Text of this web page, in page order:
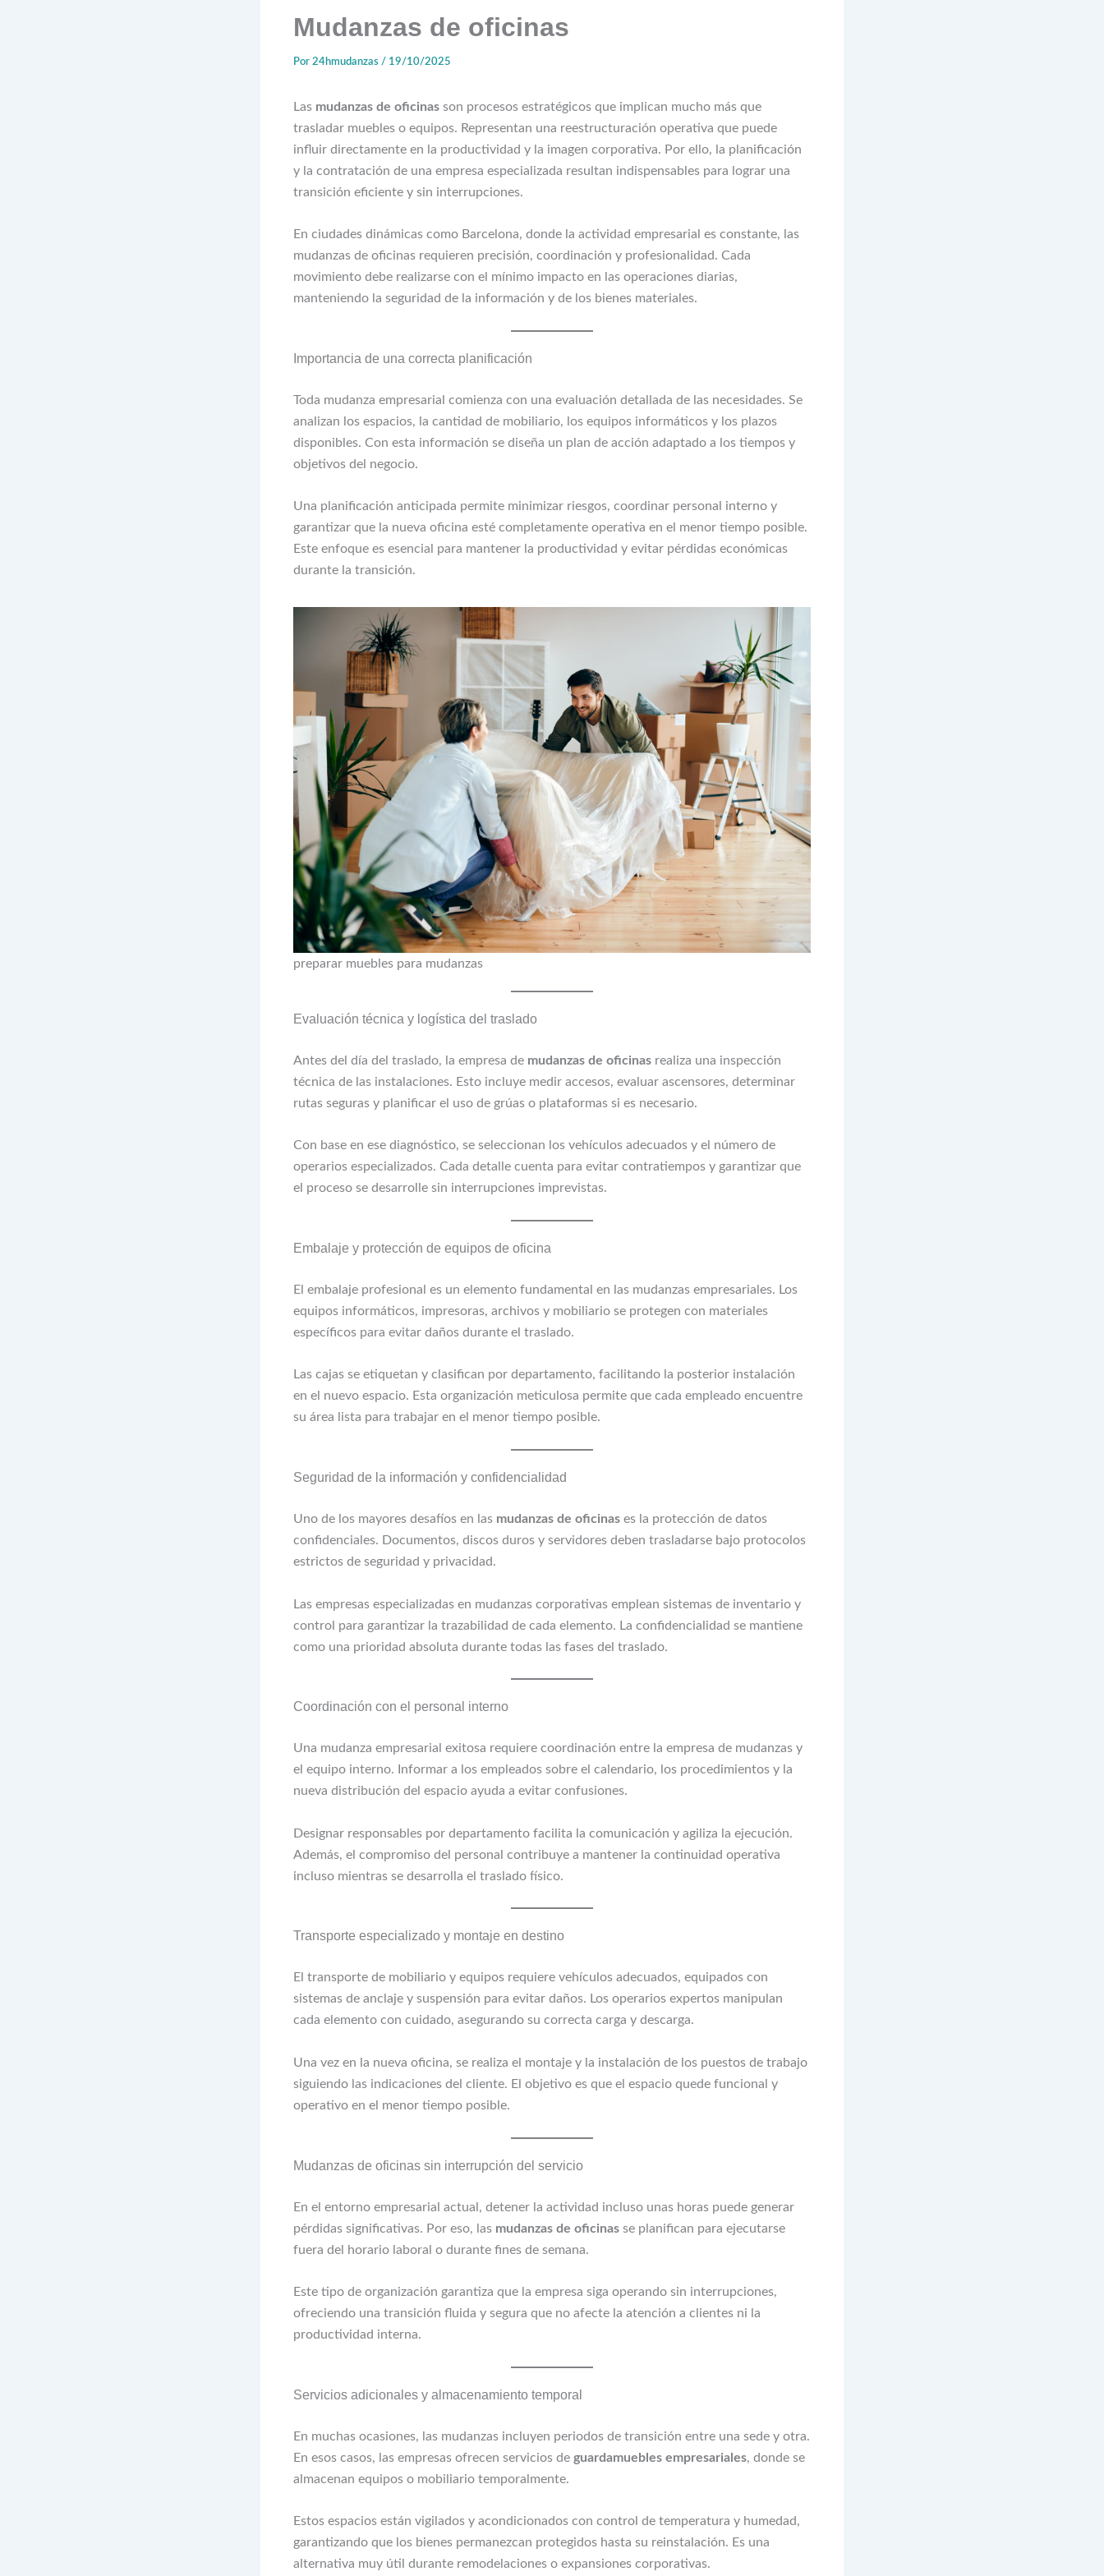
Mudanzas de oficinas
Por 24hmudanzas / 19/10/2025
Las mudanzas de oficinas son procesos estratégicos que implican mucho más que
trasladar muebles o equipos. Representan una reestructuración operativa que puede
influir directamente en la productividad y la imagen corporativa. Por ello, la planificación
y la contratación de una empresa especializada resultan indispensables para lograr una
transición eficiente y sin interrupciones.
En ciudades dinámicas como Barcelona, donde la actividad empresarial es constante, las
mudanzas de oficinas requieren precisión, coordinación y profesionalidad. Cada
movimiento debe realizarse con el mínimo impacto en las operaciones diarias,
manteniendo la seguridad de la información y de los bienes materiales.
Importancia de una correcta planificación
Toda mudanza empresarial comienza con una evaluación detallada de las necesidades. Se
analizan los espacios, la cantidad de mobiliario, los equipos informáticos y los plazos
disponibles. Con esta información se diseña un plan de acción adaptado a los tiempos y
objetivos del negocio.
Una planificación anticipada permite minimizar riesgos, coordinar personal interno y
garantizar que la nueva oficina esté completamente operativa en el menor tiempo posible.
Este enfoque es esencial para mantener la productividad y evitar pérdidas económicas
durante la transición.
preparar muebles para mudanzas
Evaluación técnica y logística del traslado
Antes del día del traslado, la empresa de mudanzas de oficinas realiza una inspección
técnica de las instalaciones. Esto incluye medir accesos, evaluar ascensores, determinar
rutas seguras y planificar el uso de grúas o plataformas si es necesario.
Con base en ese diagnóstico, se seleccionan los vehículos adecuados y el número de
operarios especializados. Cada detalle cuenta para evitar contratiempos y garantizar que
el proceso se desarrolle sin interrupciones imprevistas.
Embalaje y protección de equipos de oficina
El embalaje profesional es un elemento fundamental en las mudanzas empresariales. Los
equipos informáticos, impresoras, archivos y mobiliario se protegen con materiales
específicos para evitar daños durante el traslado.
Las cajas se etiquetan y clasifican por departamento, facilitando la posterior instalación
en el nuevo espacio. Esta organización meticulosa permite que cada empleado encuentre
su área lista para trabajar en el menor tiempo posible.
Seguridad de la información y confidencialidad
Uno de los mayores desafíos en las mudanzas de oficinas es la protección de datos
confidenciales. Documentos, discos duros y servidores deben trasladarse bajo protocolos
estrictos de seguridad y privacidad.
Las empresas especializadas en mudanzas corporativas emplean sistemas de inventario y
control para garantizar la trazabilidad de cada elemento. La confidencialidad se mantiene
como una prioridad absoluta durante todas las fases del traslado.
Coordinación con el personal interno
Una mudanza empresarial exitosa requiere coordinación entre la empresa de mudanzas y
el equipo interno. Informar a los empleados sobre el calendario, los procedimientos y la
nueva distribución del espacio ayuda a evitar confusiones.
Designar responsables por departamento facilita la comunicación y agiliza la ejecución.
Además, el compromiso del personal contribuye a mantener la continuidad operativa
incluso mientras se desarrolla el traslado físico.
Transporte especializado y montaje en destino
El transporte de mobiliario y equipos requiere vehículos adecuados, equipados con
sistemas de anclaje y suspensión para evitar daños. Los operarios expertos manipulan
cada elemento con cuidado, asegurando su correcta carga y descarga.
Una vez en la nueva oficina, se realiza el montaje y la instalación de los puestos de trabajo
siguiendo las indicaciones del cliente. El objetivo es que el espacio quede funcional y
operativo en el menor tiempo posible.
Mudanzas de oficinas sin interrupción del servicio
En el entorno empresarial actual, detener la actividad incluso unas horas puede generar
pérdidas significativas. Por eso, las mudanzas de oficinas se planifican para ejecutarse
fuera del horario laboral o durante fines de semana.
Este tipo de organización garantiza que la empresa siga operando sin interrupciones,
ofreciendo una transición fluida y segura que no afecte la atención a clientes ni la
productividad interna.
Servicios adicionales y almacenamiento temporal
En muchas ocasiones, las mudanzas incluyen periodos de transición entre una sede y otra.
En esos casos, las empresas ofrecen servicios de guardamuebles empresariales, donde se
almacenan equipos o mobiliario temporalmente.
Estos espacios están vigilados y acondicionados con control de temperatura y humedad,
garantizando que los bienes permanezcan protegidos hasta su reinstalación. Es una
alternativa muy útil durante remodelaciones o expansiones corporativas.